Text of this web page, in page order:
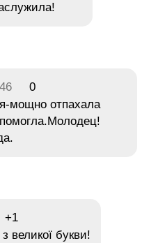
0
мощно отпахала
+1
великої букви!